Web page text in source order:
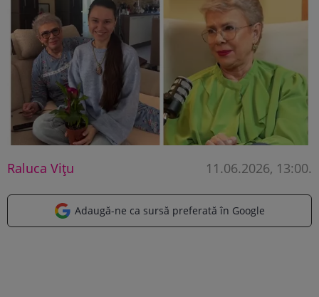
Raluca Vițu 11.06.2026, 13:00.
Adaugă-ne ca sursă preferată în Google